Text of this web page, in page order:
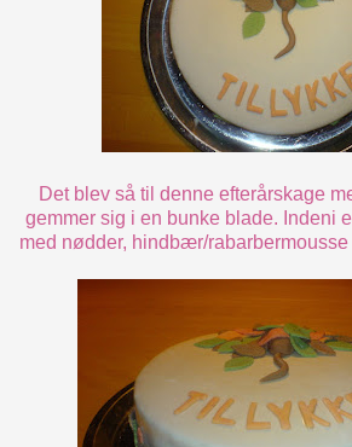
Det blev så til denne efterårskage
gemmer sig i en bunke blade. Indeni
med nødder, hindbær/